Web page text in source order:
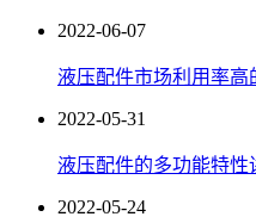
2022-06-07
液压配件市场利用率高
2022-05-31
液压配件的多功能特性
2022-05-24